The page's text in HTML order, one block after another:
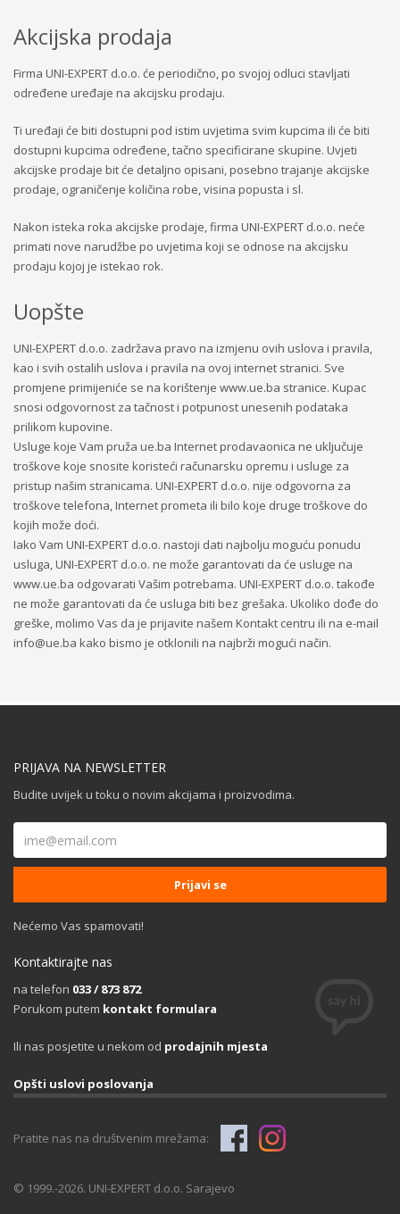
Akcijska prodaja
Firma UNI-EXPERT d.o.o. će periodično, po svojoj odluci stavljati
određene uređaje na akcijsku prodaju.
Ti uređaji će biti dostupni pod istim uvjetima svim kupcima ili će biti
dostupni kupcima određene, tačno specificirane skupine. Uvjeti
akcijske prodaje bit će detaljno opisani, posebno trajanje akcijske
prodaje, ograničenje količina robe, visina popusta i sl.
Nakon isteka roka akcijske prodaje, firma UNI-EXPERT d.o.o. neće
primati nove narudžbe po uvjetima koji se odnose na akcijsku
prodaju kojoj je istekao rok.
Uopšte
UNI-EXPERT d.o.o. zadržava pravo na izmjenu ovih uslova i pravila,
kao i svih ostalih uslova i pravila na ovoj internet stranici. Sve
promjene primijeniće se na korištenje www.ue.ba stranice. Kupac
snosi odgovornost za tačnost i potpunost unesenih podataka
prilikom kupovine.
Usluge koje Vam pruža ue.ba Internet prodavaonica ne uključuje
troškove koje snosite koristeći računarsku opremu i usluge za
pristup našim stranicama. UNI-EXPERT d.o.o. nije odgovorna za
troškove telefona, Internet prometa ili bilo koje druge troškove do
kojih može doći.
Iako Vam UNI-EXPERT d.o.o. nastoji dati najbolju moguću ponudu
usluga, UNI-EXPERT d.o.o. ne može garantovati da će usluge na
www.ue.ba odgovarati Vašim potrebama. UNI-EXPERT d.o.o. takođe
ne može garantovati da će usluga biti bez grešaka. Ukoliko dođe do
greške, molimo Vas da je prijavite našem Kontakt centru ili na e-mail
info@ue.ba kako bismo je otklonili na najbrži mogući način.
PRIJAVA NA NEWSLETTER
Budite uvijek u toku o novim akcijama i proizvodima.
Nećemo Vas spamovati!
Kontaktirajte nas
na telefon 033 / 873 872
Porukom putem kontakt formulara
Ili nas posjetite u nekom od prodajnih mjesta
Opšti uslovi poslovanja
Pratite nas na društvenim mrežama:
© 1999.-2026. UNI-EXPERT d.o.o. Sarajevo